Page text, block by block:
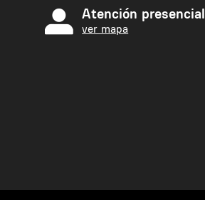
Atención presencial
ver mapa